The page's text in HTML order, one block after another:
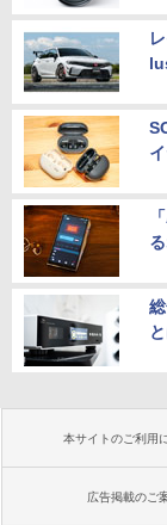
本サイトのご利用
広告掲載のご